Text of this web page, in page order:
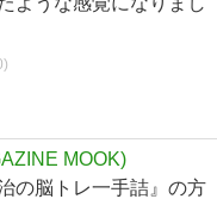
)
MOOK)
の脳トレ一手詰』の方